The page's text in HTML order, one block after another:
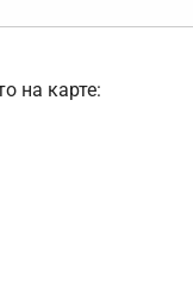
на карте: